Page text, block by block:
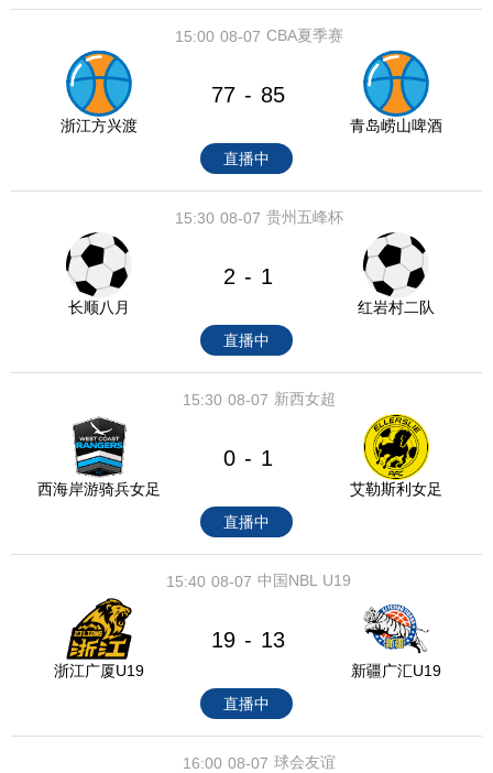
08-07
15:00 CBA夏季赛
浙江方兴渡
77 - 85
青岛崂山啤酒
直播中
08-07
15:30 贵州五峰杯
长顺八月
2 - 1
红岩村二队
直播中
08-07
15:30 新西女超
西海岸游骑兵女足
0 - 1
艾勒斯利女足
直播中
08-07
15:40 中国NBL U19
浙江广厦U19
19 - 13
新疆广汇U19
直播中
08-07
16:00 球会友谊